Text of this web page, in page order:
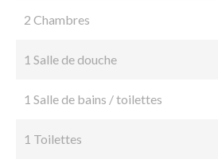
2 Chambres
1 Salle de douche
1 Salle de bains / toilettes
1 Toilettes